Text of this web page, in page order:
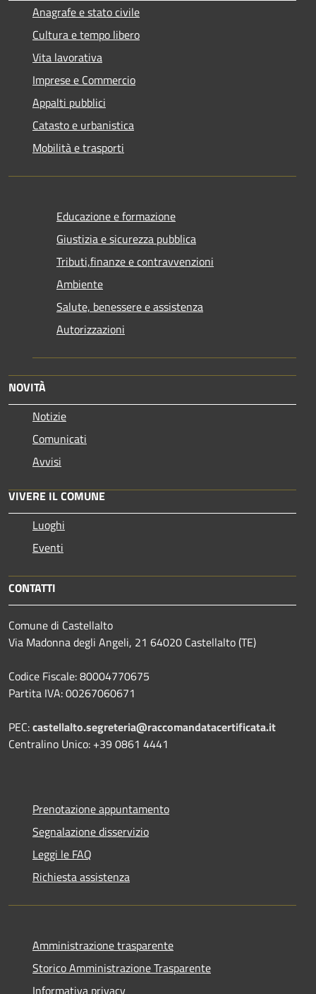
Anagrafe e stato civile
Cultura e tempo libero
Vita lavorativa
Imprese e Commercio
Appalti pubblici
Catasto e urbanistica
Mobilità e trasporti
Educazione e formazione
Giustizia e sicurezza pubblica
Tributi,finanze e contravvenzioni
Ambiente
Salute, benessere e assistenza
Autorizzazioni
NOVITÀ
Notizie
Comunicati
Avvisi
VIVERE IL COMUNE
Luoghi
Eventi
CONTATTI
Comune di Castellalto
Via Madonna degli Angeli, 21 64020 Castellalto (TE)
Codice Fiscale: 80004770675
Partita IVA: 00267060671
PEC:castellalto.segreteria@raccomandatacertificata.it
Centralino Unico: +39 0861 4441
Prenotazione appuntamento
Segnalazione disservizio
Leggi le FAQ
Richiesta assistenza
Amministrazione trasparente
Storico Amministrazione Trasparente